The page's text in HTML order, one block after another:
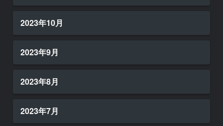
2023年10月
2023年9月
2023年8月
2023年7月